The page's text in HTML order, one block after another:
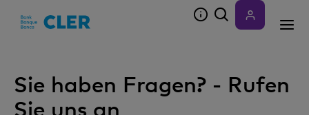
Sie haben Fragen? - Rufen
Sie uns an